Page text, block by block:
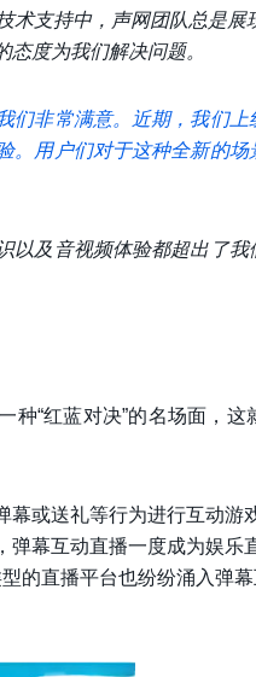
术支持中，声网团队总是
度为我们解决问题。
们非常满意。近期，我们
。用户们对于这种全新的
以及音视频体验都超出了
种“红蓝对决”的名场面，
或送礼等行为进行互动游
弹幕互动直播一度成为娱乐
的直播平台也纷纷涌入弹